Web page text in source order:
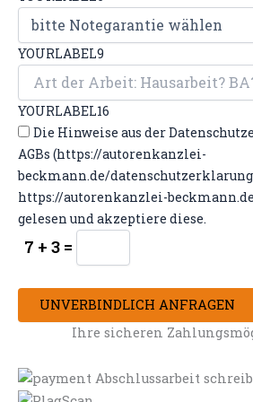
YOURLABEL9
YOURLABEL16
Die Hinweise aus der
AGBs (https://autorenkanzlei-
beckmann.de/
https://autorenkanzlei-
gelesen und akzeptiere diese.
7 + 3 =
UNVERBINDLICH ANFRAGEN
Ihre sicheren